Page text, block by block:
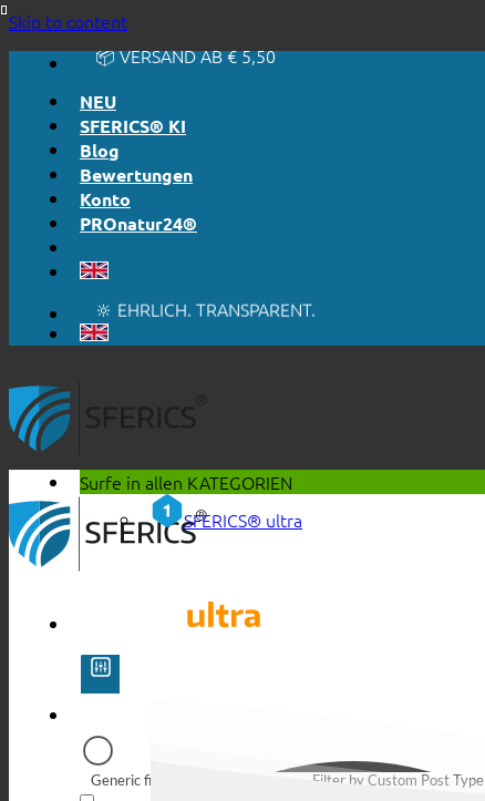
Skip to content🔆 EHRLICH. TRANSPARENT.
📦 VERSAND AB € 5,50
NEU
SFERICS® KI
Blog
Bewertungen
Konto
PROnatur24®
🔆 EINFACH. FUNKTIONIERT.
🔆 EHRLICH. TRANSPARENT.
📦 VERSAND AB € 5,50
🔖 KAUF AUF RECHNUNG
Generic filters Filter by Custom Post Type
Surfe in allen KATEGORIEN
SFERICS® ultra